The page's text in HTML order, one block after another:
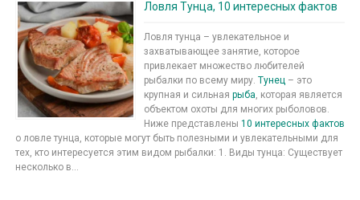
Ловля Тунца, 10 интересных фактов
Ловля тунца – увлекательное и
захватывающее занятие, которое
привлекает множество любителей
рыбалки по всему миру. Тунец – это
крупная и сильная рыба , которая является
объектом охоты для многих рыболовов.
Ниже представлены 10 интересных фактов
о ловле тунца, которые могут быть полезными и увлекательными для
тех, кто интересуется этим видом рыбалки: 1. Виды тунца: Существует
несколько в...